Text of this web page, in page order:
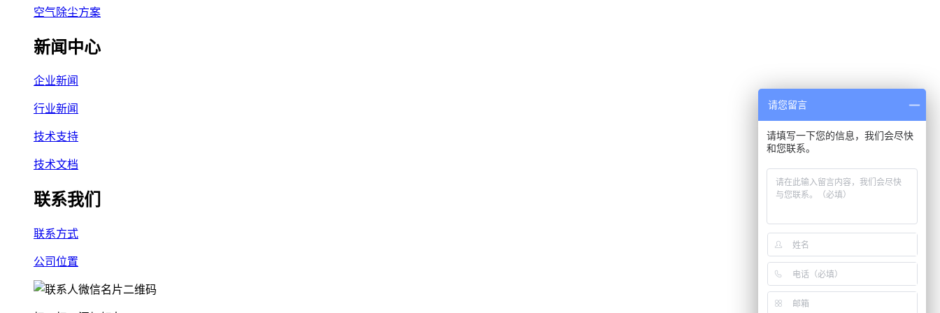
空气除尘方案
新闻中心
企业新闻
行业新闻
技术支持
技术文档
联系我们
联系方式
公司位置
请您留言
请填写一下您的信息，我们会尽快
和您联系。